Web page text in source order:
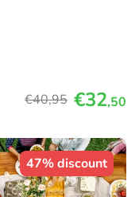
€40,95 €32,50
47% discount